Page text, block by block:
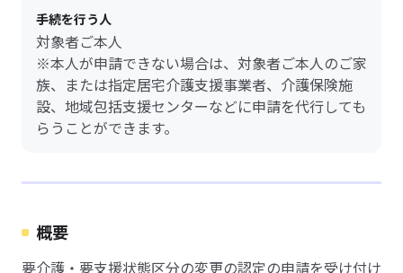
手続を行う人
対象者ご本人
※本人が申請できない場合は、対象者ご本人のご家
族、または指定居宅介護支援事業者、介護保険施
設、地域包括支援センターなどに申請を代行しても
らうことができます。
概要
要介護・要支援状態区分の変更の認定の申請を受け付け